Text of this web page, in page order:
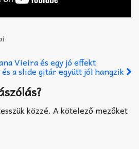
Vieira és egy jó effekt
a slide gitár együtt jól hangzik
közzé. A kötelező mezőket